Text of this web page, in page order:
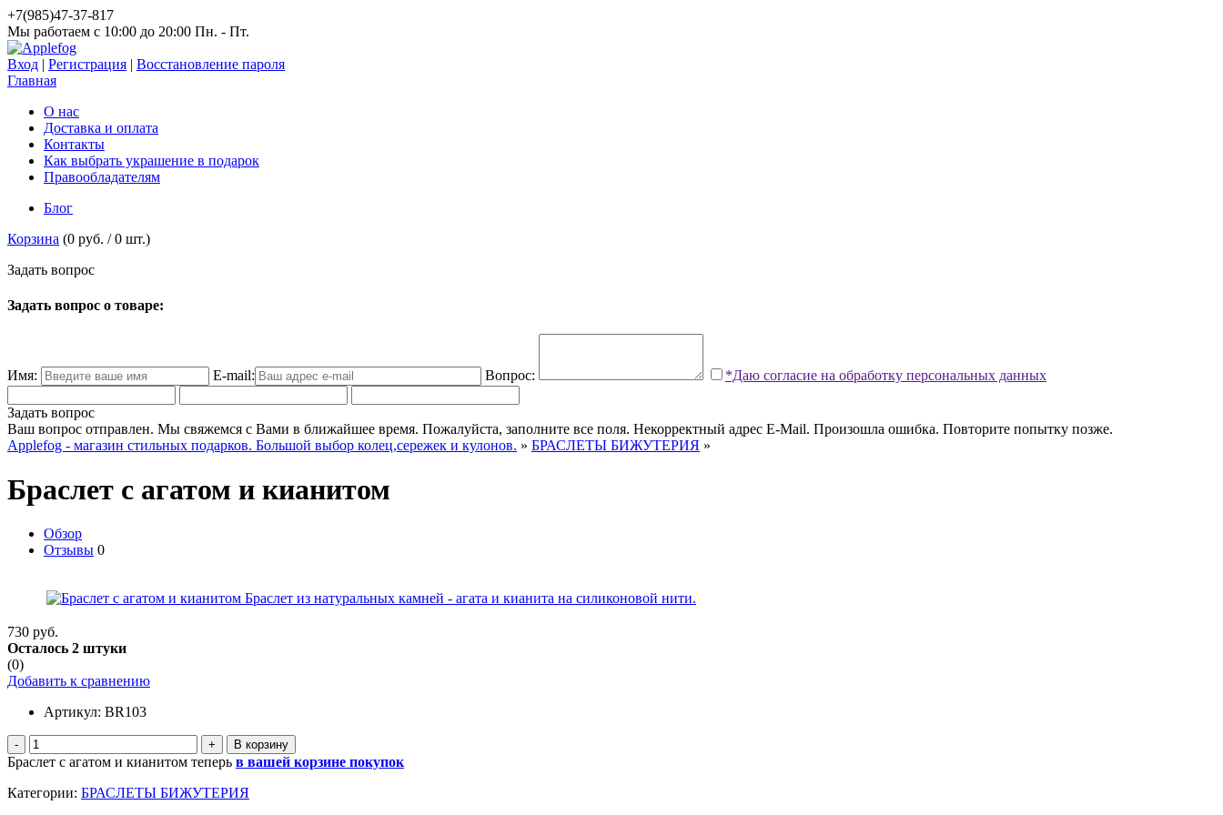
+7(985)47-37-817
Мы работаем c 10:00 до 20:00 Пн. - Пт.
Вход | Регистрация | Восстановление пароля
Главная
О нас
Доставка и оплата
Контакты
Как выбрать украшение в подарок
Правообладателям
Блог
Корзина (0 руб. /0 шт.)
Задать вопрос
Задать вопрос о товаре:
Имя: E-mail: Вопрос: *Даю согласие на обработку персональных данных
Задать вопрос
Ваш вопрос отправлен. Мы свяжемся с Вами в ближайшее время. Пожалуйста, заполните все поля. Некорректный адрес E-Mail. Произошла ошибка. Повторите попытку позже.
Applefog - магазин стильных подарков. Большой выбор колец,сережек и кулонов. » БРАСЛЕТЫ БИЖУТЕРИЯ »
Браслет с агатом и кианитом
Обзор
Отзывы 0
730 руб.
Осталось 2 штуки
(0)
Добавить к сравнению
Артикул: BR103
- +
Браслет с агатом и кианитом теперь в вашей корзине покупок
Категории: БРАСЛЕТЫ БИЖУТЕРИЯ